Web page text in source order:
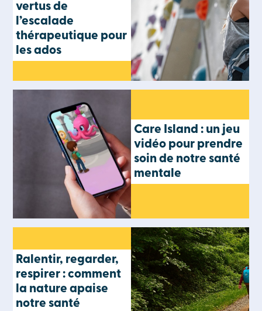
vertus de
l’escalade
thérapeutique pour
les ados
Care Island : un jeu
vidéo pour prendre
soin de notre santé
mentale
Ralentir, regarder,
respirer : comment
la nature apaise
notre santé